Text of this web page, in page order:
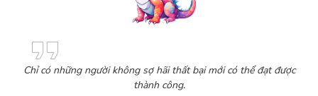
Chỉ có những người không sợ hãi thất bại mới có thể đạt được
thành công.